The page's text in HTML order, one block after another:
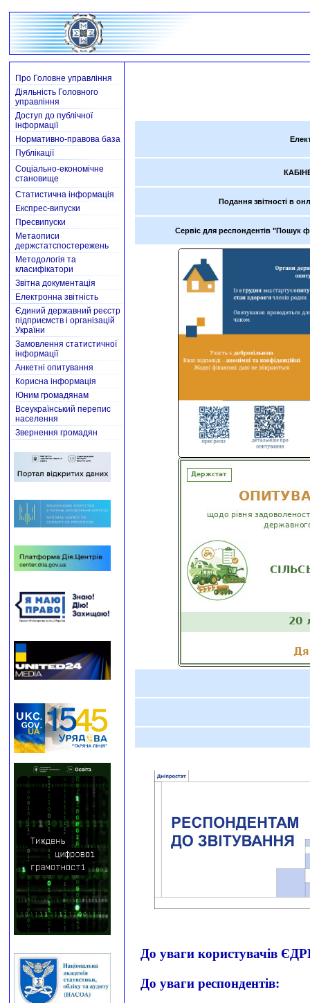
Подання звітності в
Сервіс для респондентів "Пошук
До уваги користувачів
До уваги респондентів:
Про Головне управління
Діяльність Головного
управління
Доступ до публічної
інформації
Нормативно-правова база
Публікації
Соціально-економічне
становище
Статистична інформація
Експрес-випуски
Пресвипуски
Метаописи
держстатспостережень
Методологія та
класифікатори
Звітна документація
Електронна звітність
Єдиний державний реєстр
підприємств і організацій
України
Замовлення статистичної
інформації
Анкетні опитування
Корисна інформація
Юним громадянам
Всеукраїнський перепис
населення
Звернення громадян